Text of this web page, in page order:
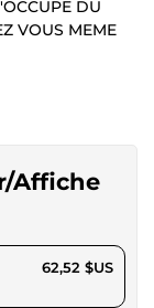
DU
VOUS MEME
Affiche
62,52 $US